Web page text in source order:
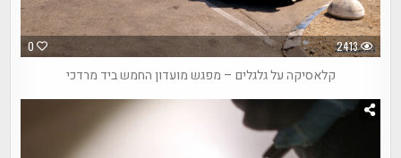
0 2413
קלאסיקה על גלגלים – מפגש מועדון החמש ביד מרדכי